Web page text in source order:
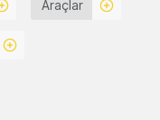
Araçlar